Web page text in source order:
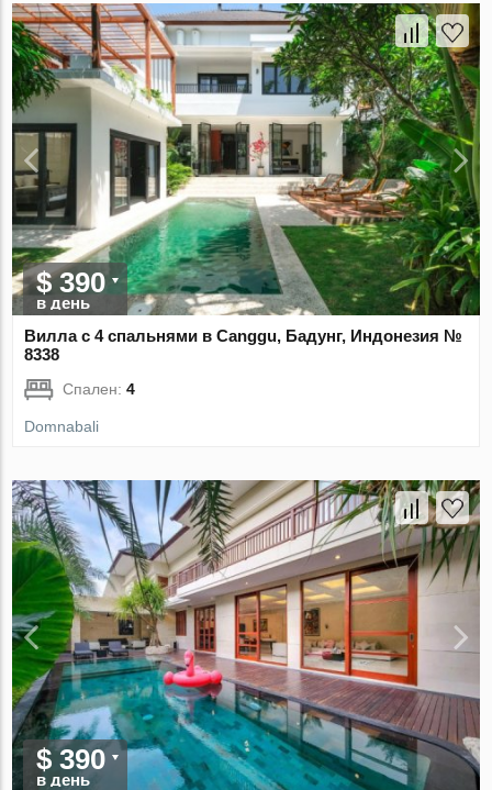
$ 390
в день
Вилла с 4 спальнями в Canggu, Бадунг, Индонезия №
8338
Спален:4
Domnabali
$ 390
в день